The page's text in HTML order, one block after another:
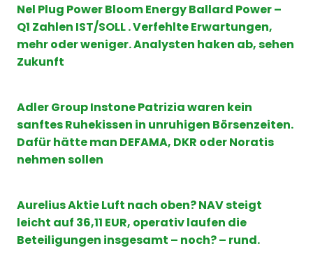
Nel Plug Power Bloom Energy Ballard Power –
Q1 Zahlen IST/SOLL . Verfehlte Erwartungen,
mehr oder weniger. Analysten haken ab, sehen
Zukunft
Adler Group Instone Patrizia waren kein
sanftes Ruhekissen in unruhigen Börsenzeiten.
Dafür hätte man DEFAMA, DKR oder Noratis
nehmen sollen
Aurelius Aktie Luft nach oben? NAV steigt
leicht auf 36,11 EUR, operativ laufen die
Beteiligungen insgesamt – noch? – rund.